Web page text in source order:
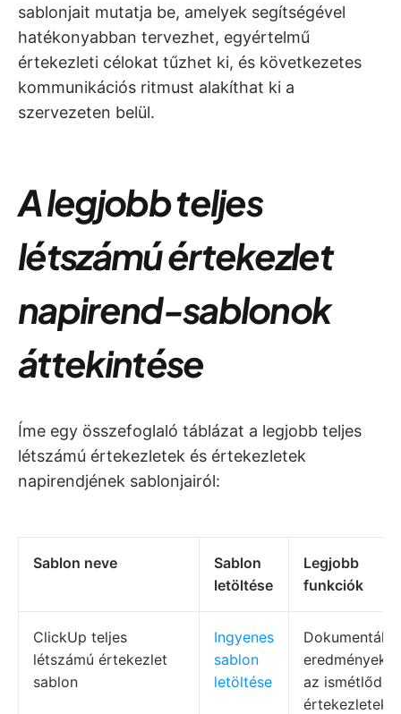
sablonjait mutatja be, amelyek segítségével
hatékonyabban tervezhet, egyértelmű
értekezleti célokat tűzhet ki, és következetes
kommunikációs ritmust alakíthat ki a
szervezeten belül.
A legjobb teljes
létszámú értekezlet
napirend-sablonok
áttekintése
Íme egy összefoglaló táblázat a legjobb teljes
létszámú értekezletek és értekezletek
napirendjének sablonjairól:
Sablon neve
Sablon
letöltése
Legjobb
funkciók
ClickUp teljes
létszámú értekezlet
sablon
Ingyenes
sablon
letöltése
Dokumentálja
az ismétlődő